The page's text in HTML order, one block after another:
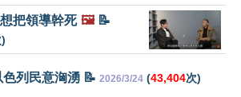
把領導幹死 🖼️📝
列民意洶湧 📝 2026/3/24 (43,404次)